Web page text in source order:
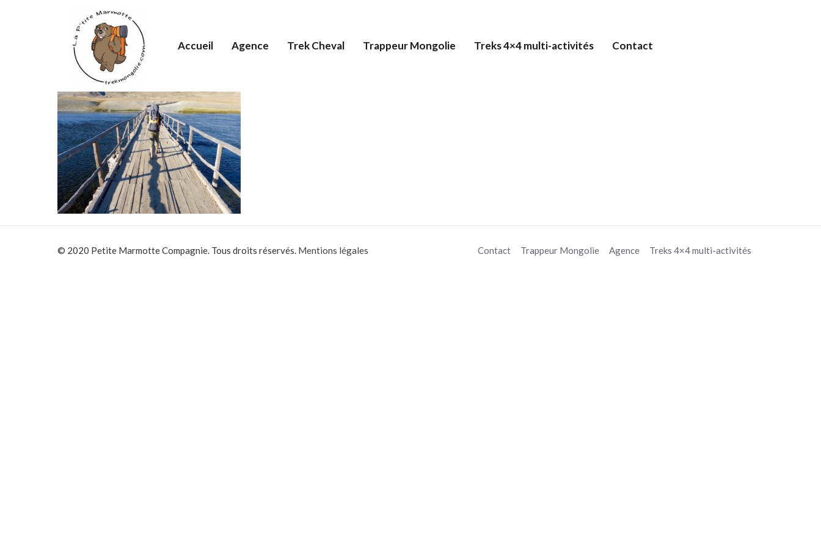
Accueil Agence Trek Cheval Trappeur Mongolie Treks 4×4 multi-activités Contact
© 2020 Petite Marmotte Compagnie. Tous droits réservés. Mentions légales Contact Trappeur Mongolie Agence Treks 4×4 multi-activités